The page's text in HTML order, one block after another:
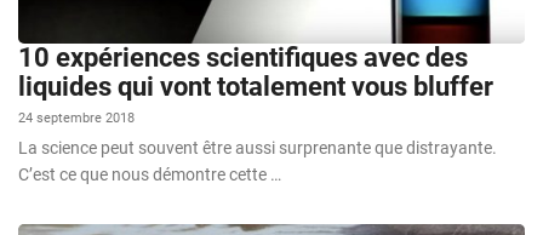
10 expériences scientifiques avec des
liquides qui vont totalement vous bluffer
24 septembre 2018
La science peut souvent être aussi surprenante que distrayante.
C’est ce que nous démontre cette …